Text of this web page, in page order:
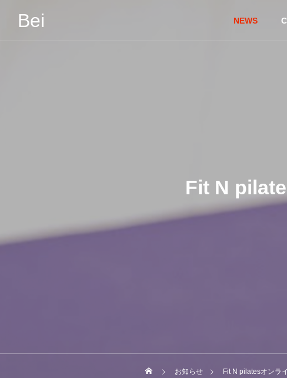
Bei NEWS
Fit N
お知らせ Fit N pilatesオンラ